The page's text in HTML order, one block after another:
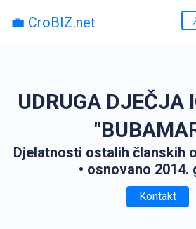
💼 CroBIZ.net
UDRUGA DJEČJA
Djelatnosti ostalih članskih
• osnovano 2014.
Kontakt